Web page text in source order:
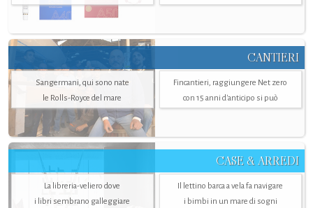
CANTIERI
Sangermani, qui sono nate
le Rolls-Royce del mare
Fincantieri, raggiungere Net zero
con 15 anni d'anticipo si può
CASE & ARREDI
La libreria-veliero dove
i libri sembrano galleggiare
Il lettino barca a vela fa navigare
i bimbi in un mare di sogni